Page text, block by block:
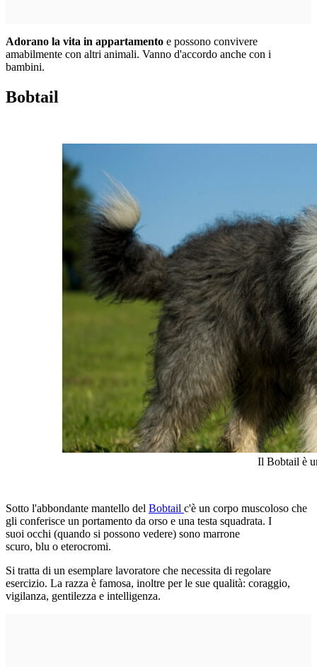
Adorano la vita in appartamento e possono convivere
amabilmente con altri animali. Vanno d'accordo anche con i
bambini.
Bobtail
Il Bobtail è
Sotto l'abbondante mantello del Bobtail c'è un corpo muscoloso che
gli conferisce un portamento da orso e una testa squadrata. I
suoi occhi (quando si possono vedere) sono marrone
scuro, blu o eterocromi.
Si tratta di un esemplare lavoratore che necessita di regolare
esercizio. La razza è famosa, inoltre per le sue qualità: coraggio,
vigilanza, gentilezza e intelligenza.